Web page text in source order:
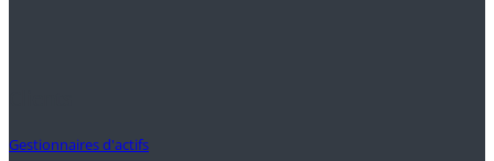
Gestionnaires d'actifs